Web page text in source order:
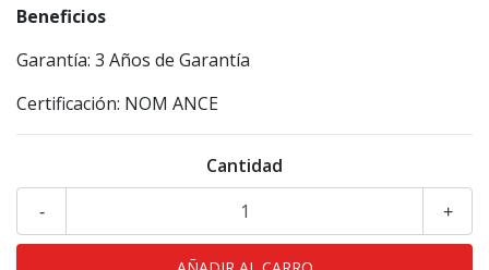
Beneficios
Garantía: 3 Años de Garantía
Certificación: NOM ANCE
Cantidad
+
-